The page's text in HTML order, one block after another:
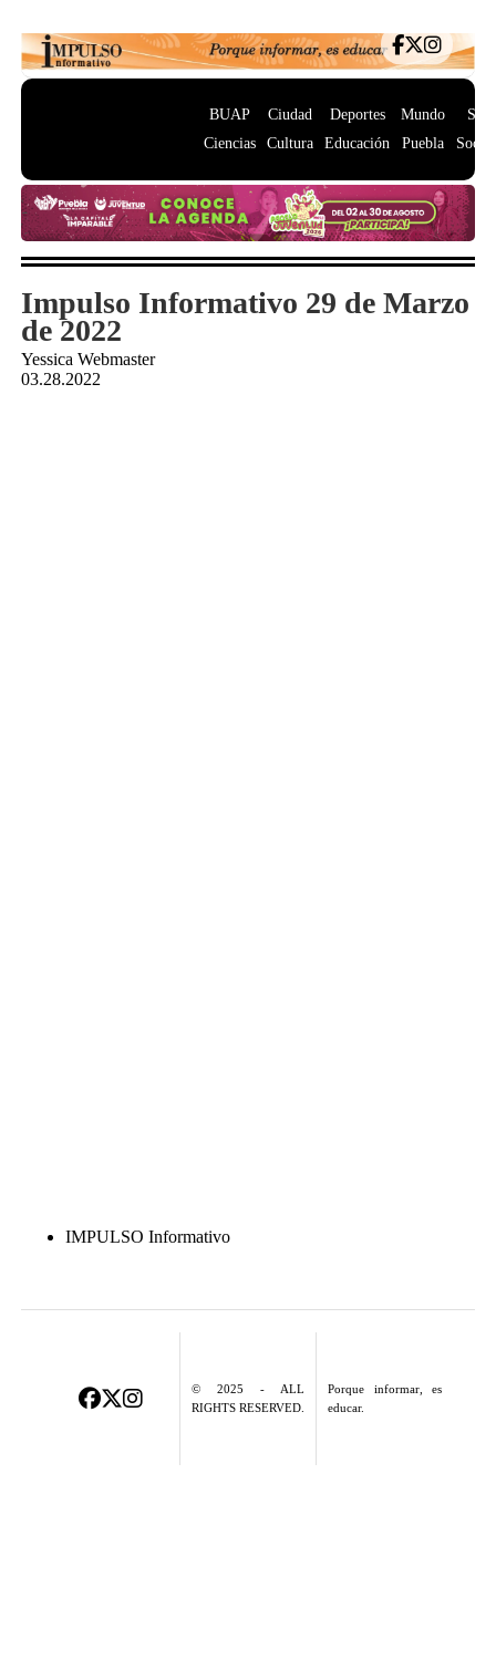
BUAP
Ciencias
Ciudad
Cultura
Deportes
Educación
Mundo
Puebla
Impulso Informativo 29 de Marzo
de 2022
Yessica Webmaster
03.28.2022
IMPULSO Informativo
© 2025 - ALL
RIGHTS RESERVED.
Porque informar, es
educar.